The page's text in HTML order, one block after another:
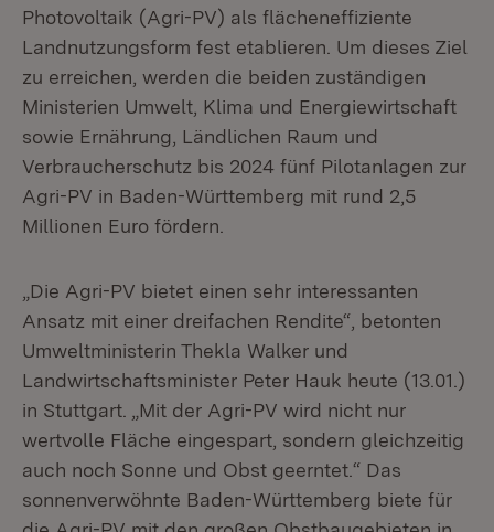
Photovoltaik (Agri-PV) als flächeneffiziente
Landnutzungsform fest etablieren. Um dieses Ziel
zu erreichen, werden die beiden zuständigen
Ministerien Umwelt, Klima und Energiewirtschaft
sowie Ernährung, Ländlichen Raum und
Verbraucherschutz bis 2024 fünf Pilotanlagen zur
Agri-PV in Baden-Württemberg mit rund 2,5
Millionen Euro fördern.
„Die Agri-PV bietet einen sehr interessanten
Ansatz mit einer dreifachen Rendite“, betonten
Umweltministerin Thekla Walker und
Landwirtschaftsminister Peter Hauk heute (13.01.)
in Stuttgart. „Mit der Agri-PV wird nicht nur
wertvolle Fläche eingespart, sondern gleichzeitig
auch noch Sonne und Obst geerntet.“ Das
sonnenverwöhnte Baden-Württemberg biete für